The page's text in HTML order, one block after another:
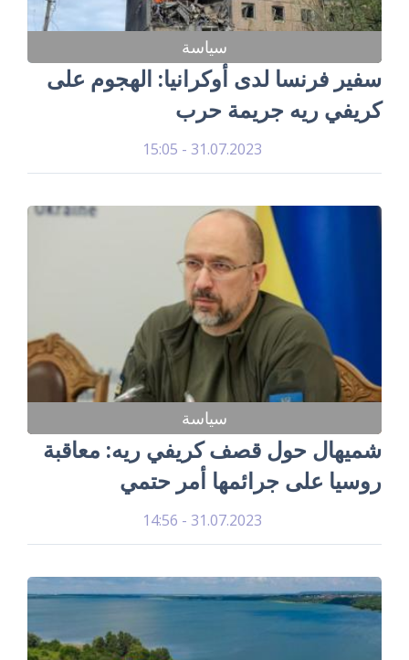
سياسة
سفير فرنسا لدى أوكرانيا: الهجوم على
كريفي ريه جريمة حرب
31.07.2023 - 15:05
سياسة
شميهال حول قصف كريفي ريه: معاقبة
روسيا على جرائمها أمر حتمي
31.07.2023 - 14:56